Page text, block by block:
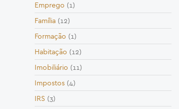
Emprego (1)
Família (12)
Formação (1)
Habitação (12)
Imobiliário (11)
Impostos (4)
IRS (3)